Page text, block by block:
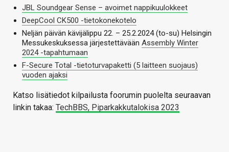
JBL Soundgear Sense – avoimet nappikuulokkeet
DeepCool CK500 -tietokonekotelo
Neljän päivän kävijälippu 22. – 25.2.2024 (to-su) Helsingin
Messukeskuksessa järjestettävään Assembly Winter
2024 -tapahtumaan
F-Secure Total -tietoturvapaketti (5 laitteen suojaus)
vuoden ajaksi
Katso lisätiedot kilpailusta foorumin puolelta seuraavan
linkin takaa: TechBBS, Piparkakkutalokisa 2023